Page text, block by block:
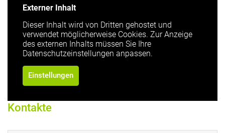
Externer Inhalt
Dieser Inhalt wird von Dritten gehostet und
verwendet möglicherweise Cookies. Zur Anzeige
des externen Inhalts müssen Sie Ihre
Datenschutzeinstellungen anpassen.
Einstellungen
Kontakte